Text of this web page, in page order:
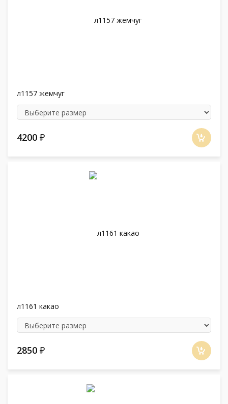
л1157 жемчуг
4200 ₽
л1161 какао
2850 ₽